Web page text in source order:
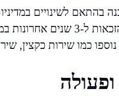
לשינויים במדיניות
כמו שירות כקצין,